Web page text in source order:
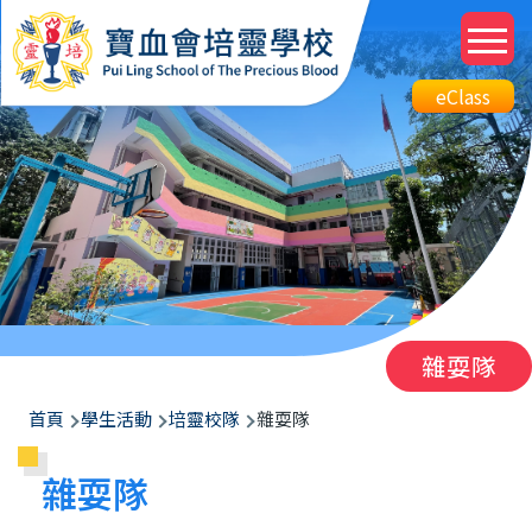
移至主內容
Top
eClass
Btn
eClass
雜耍隊
導
航
連
首頁 學生活動 培靈校隊 雜耍隊
雜耍隊